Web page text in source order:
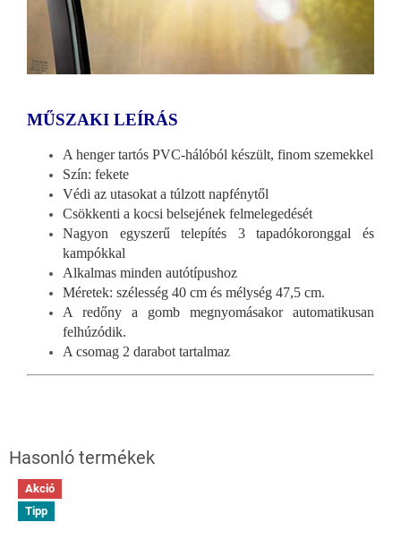
MŰSZAKI LEÍRÁS
A henger tartós PVC-hálóból készült, finom szemekkel
Szín: fekete
Védi az utasokat a túlzott napfénytől
Csökkenti a kocsi belsejének felmelegedését
Nagyon egyszerű telepítés 3 tapadókoronggal és
kampókkal
Alkalmas minden autótípushoz
Méretek: szélesség 40 cm és mélység 47,5 cm.
A redőny a gomb megnyomásakor automatikusan
felhúzódik.
A csomag 2 darabot tartalmaz
Akció
Tipp